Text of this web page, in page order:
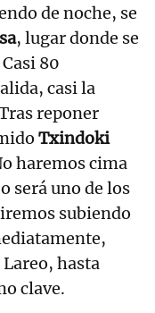
de noche, se
, lugar donde se
80
casi la
reponer
Txindoki
haremos cima
será uno de los
subiendo
hasta
clave.